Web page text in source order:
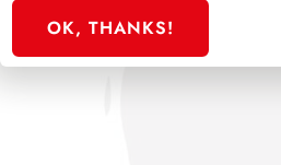
OK, THANKS!